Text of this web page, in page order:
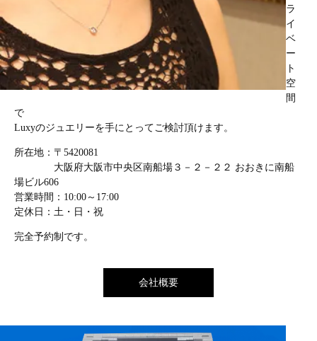
ラ
イ
ベ
ー
ト
空
間
で
Luxyのジュエリーを手にとってご検討頂けます。
所在地：〒5420081
大阪府大阪市中央区南船場３－２－２２ おおきに南船
場ビル606
営業時間：10:00～17:00
定休日：土・日・祝
完全予約制です。
会社概要